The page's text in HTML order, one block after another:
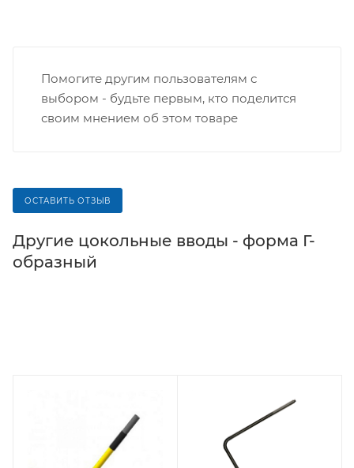
Помогите другим пользователям с
выбором - будьте первым, кто поделится
своим мнением об этом товаре
ОСТАВИТЬ ОТЗЫВ
Другие цокольные вводы - форма Г-
образный